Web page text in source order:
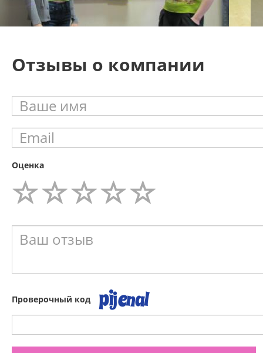
Отзывы о компании
Оценка
Проверочный код